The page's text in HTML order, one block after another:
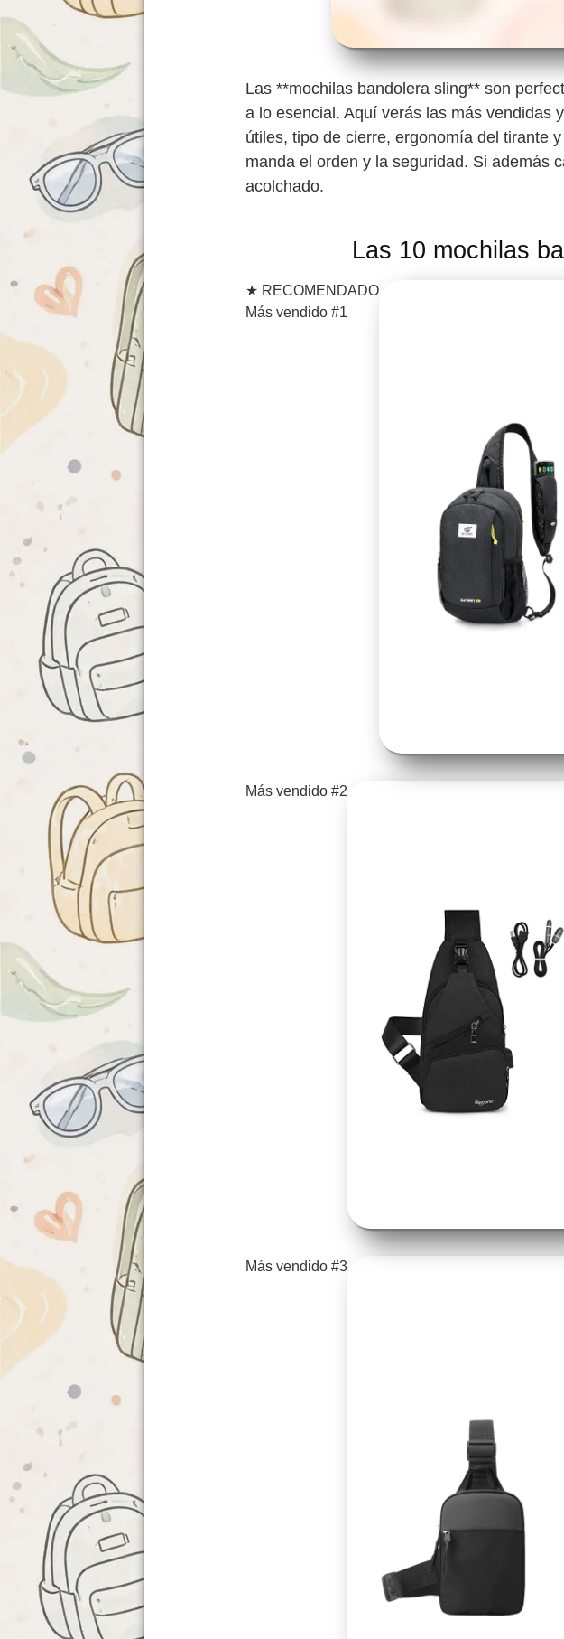
Las **mochilas bandolera sling** son
a lo esencial. Aquí verás las más vendidas
útiles, tipo de cierre, ergonomía del tirante
manda el orden y la seguridad. Si además
acolchado.
Las 10 mochilas
★ RECOMENDADO
Más vendido #1
Más vendido #2
Más vendido #3